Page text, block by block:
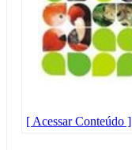
[ Acessar Conteúdo ]